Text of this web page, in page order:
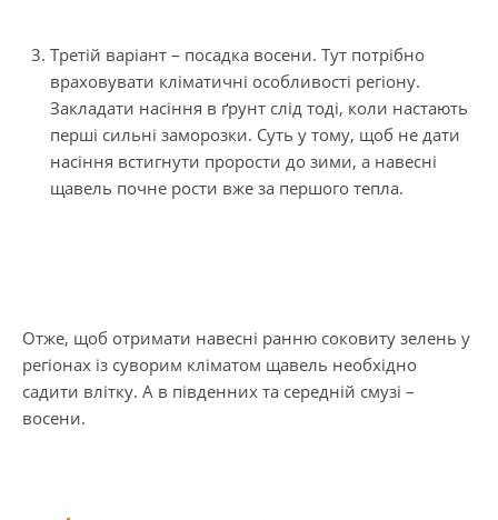
Третій варіант – посадка восени. Тут потрібно
враховувати кліматичні особливості регіону.
Закладати насіння в ґрунт слід тоді, коли настають
перші сильні заморозки. Суть у тому, щоб не дати
насіння встигнути прорости до зими, а навесні
щавель почне рости вже за першого тепла.
Отже, щоб отримати навесні ранню соковиту зелень у
регіонах із суворим кліматом щавель необхідно
садити влітку. А в південних та середній смузі –
восени.